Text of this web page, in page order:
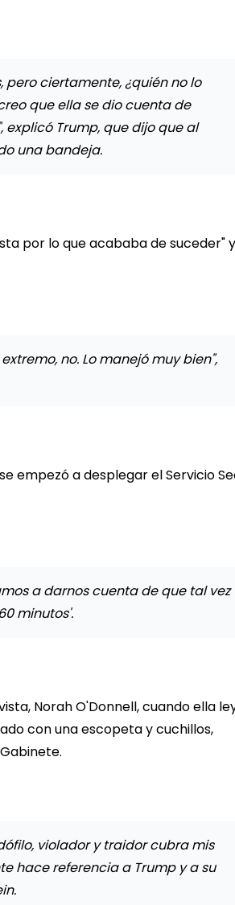
ciertamente, ¿quién no lo
que ella se dio cuenta de
Trump, que dijo que al
una bandeja.
por lo que acababa de suceder"
no. Lo manejó muy bien",
empezó a desplegar el Servicio
a darnos cuenta de que tal vez
minutos'.
Norah O'Donnell, cuando ella
con una escopeta y cuchillos,
violador y traidor cubra mis
hace referencia a Trump y a su